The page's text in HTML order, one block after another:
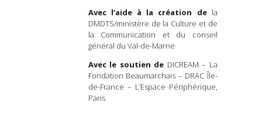
Avec l’aide à la création dela
DMDTS/ministère de la Culture et de
la Communication et du conseil
général du Val-de-Marne
Avec le soutien de DICREAM – La
Fondation Beaumarchais – DRAC Île-
de-France – L’Espace Périphérique,
Paris